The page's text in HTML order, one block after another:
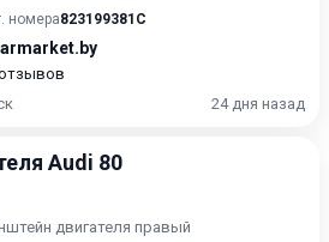
номера823199381C
24 дня назад
Audi 80
двигателя правый